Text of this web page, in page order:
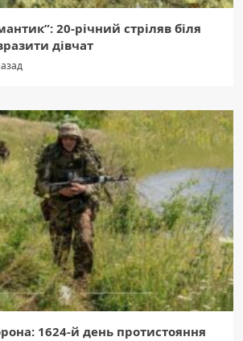
20-річний стріляв біля
дівчат
1624-й день протистояння